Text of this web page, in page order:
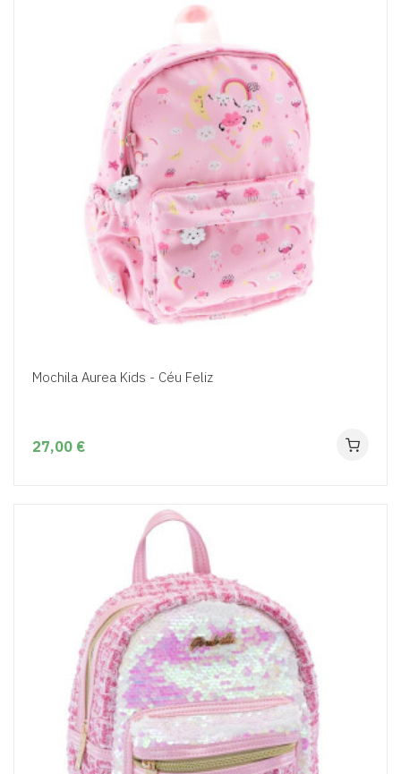
Mochila Aurea Kids - Céu Feliz
27,00 €